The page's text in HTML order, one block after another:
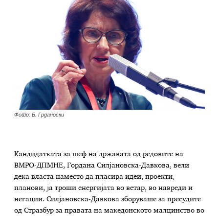
Фото: Б. Грданоски
Kандидатката за шеф на државата од редовите на
ВМРО-ДПМНЕ, Гордана Силјановска-Давкова, вели
дека власта наместо да пласира идеи, проекти,
планови, ја троши енергијата во ветар, во навреди и
негации. Силјановска-Давкова зборуваше за пресудите
од Стразбур за правата на македонското малцинство во